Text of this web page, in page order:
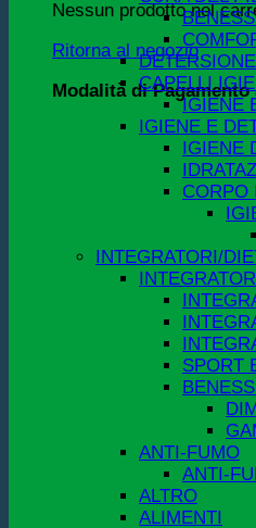
Nessun prodotto nel
Ritorna al negozio
Modalità di Pagamento
CAPELLI
IGIENE
IGIENE E
IGIENE
CORPO
INTEGRATORI/
SPORT
ANTI-FUMO
ANTI-
ALTRO
ALIMENTI